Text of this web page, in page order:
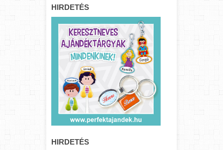
HIRDETÉS
HIRDETÉS